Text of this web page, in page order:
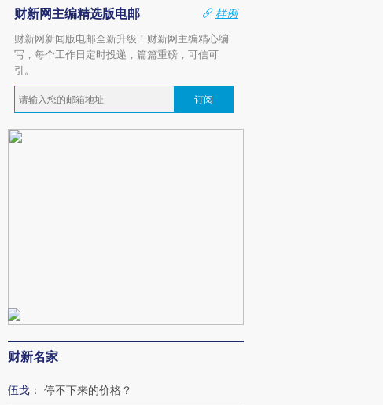
财新网主编精选版电邮
样例
财新网新闻版电邮全新升级！财新网主编精心编
写，每个工作日定时投递，篇篇重磅，可信可
引。
订阅
财新名家
伍戈 ： 停不下来的价格？